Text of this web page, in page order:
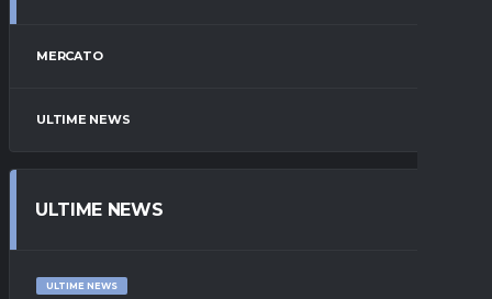
MERCATO
ULTIME NEWS
ULTIME NEWS
ULTIME NEWS